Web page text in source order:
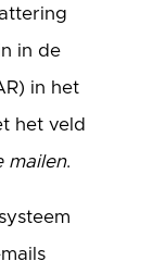
in de
in het
het veld
mailen.